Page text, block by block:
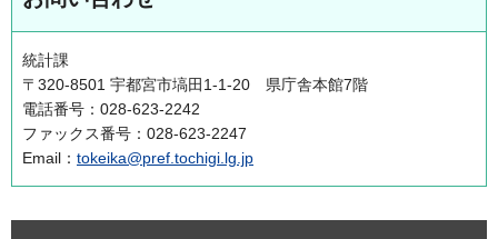
統計課
〒320-8501 宇都宮市塙田1-1-20 県庁舎本館7階
電話番号：028-623-2242
ファックス番号：028-623-2247
Email： tokeika@pref.tochigi.lg.jp